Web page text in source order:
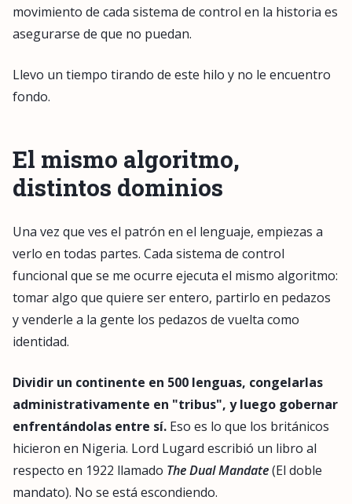
movimiento de cada sistema de control en la historia es
asegurarse de que no puedan.
Llevo un tiempo tirando de este hilo y no le encuentro
fondo.
El mismo algoritmo,
distintos dominios
Una vez que ves el patrón en el lenguaje, empiezas a
verlo en todas partes. Cada sistema de control
funcional que se me ocurre ejecuta el mismo algoritmo:
tomar algo que quiere ser entero, partirlo en pedazos
y venderle a la gente los pedazos de vuelta como
identidad.
Dividir un continente en 500 lenguas, congelarlas
administrativamente en "tribus", y luego gobernar
enfrentándolas entre sí. Eso es lo que los británicos
hicieron en Nigeria. Lord Lugard escribió un libro al
respecto en 1922 llamado The Dual Mandate(El doble
mandato). No se está escondiendo.